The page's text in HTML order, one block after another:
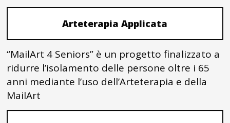
Arteterapia Applicata
“MailArt 4 Seniors” è un progetto finalizzato a
ridurre l’isolamento delle persone oltre i 65
anni mediante l’uso dell’Arteterapia e della
MailArt